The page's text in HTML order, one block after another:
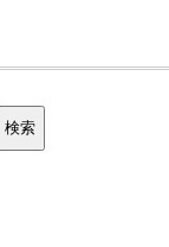
検索